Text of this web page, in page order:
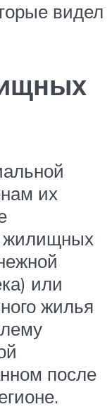
видел
их
жилищных
или
жилья
после